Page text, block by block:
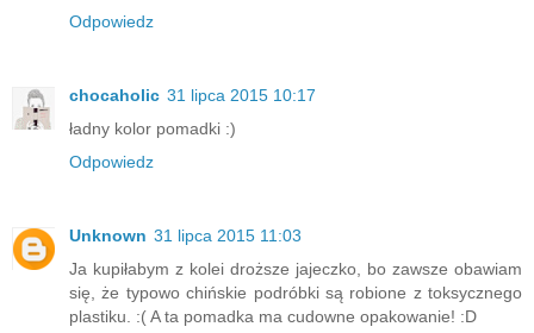
Odpowiedz
chocaholic 31 lipca 2015 10:17
ładny kolor pomadki :)
Odpowiedz
Unknown 31 lipca 2015 11:03
Ja kupiłabym z kolei droższe jajeczko, bo zawsze obawiam
się, że typowo chińskie podróbki są robione z toksycznego
plastiku. :( A ta pomadka ma cudowne opakowanie! :D